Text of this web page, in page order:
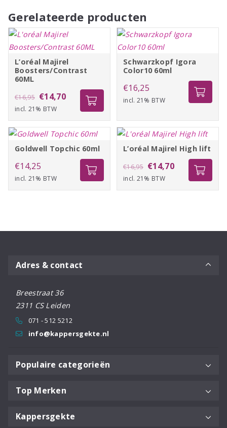
Gerelateerde producten
L’oréal Majirel
Boosters/Contrast
60ML
€16,95 Oorspronkelijke
prijs
was:
€16,95.
€14,70Huidige
prijs
is:
€14,70.
incl. 21% BTW
Schwarzkopf Igora
Color10 60ml
€16,25
incl. 21% BTW
Goldwell Topchic 60ml
€14,25
incl. 21% BTW
L’oréal Majirel High lift
€16,95 Oorspronkelijke
prijs
was:
€14,70Huidige
prijs
is:
incl. 21% BTW
Adres & contact
Breestraat 36
2311 CS Leiden
071 - 512 5212
info@kappersgekte.nl
Populaire categorieën
Top Merken
Kappersgekte